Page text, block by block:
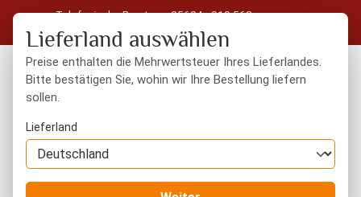
Zum Hauptinhalt springen
Telefonische Beratung: 05604 - 919 563
Kostenloser Versand in Deutschland ab 50 € Warenwert
Lieferland auswählen
Preise enthalten die Mehrwertsteuer Ihres Lieferlandes.
Bitte bestätigen Sie, wohin wir Ihre Bestellung liefern
sollen.
Lieferland